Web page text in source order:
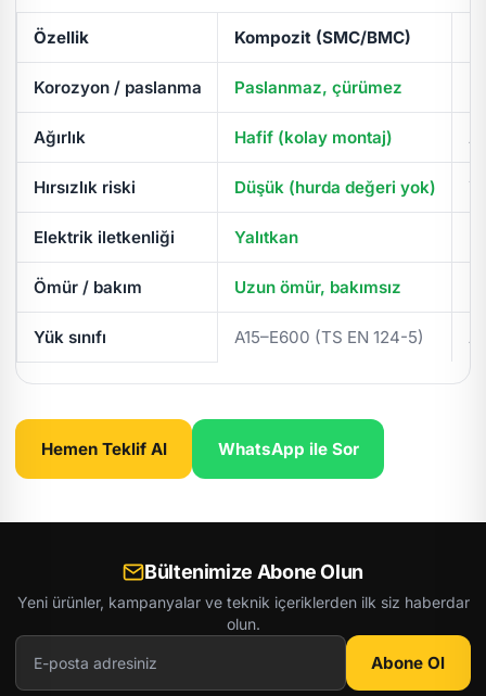
Özellik Kompozit (SMC/BMC)
Korozyon / paslanma Paslanmaz, çürümez
Ağırlık Hafif (kolay montaj)
Hırsızlık riski Düşük (hurda değeri yok)
Elektrik iletkenliği Yalıtkan
Ömür / bakım Uzun ömür, bakımsız
Yük sınıfı A15–E600 (TS EN 124-5)
Hemen Teklif Al WhatsApp ile Sor
Bültenimize Abone Olun
Yeni ürünler, kampanyalar ve teknik içeriklerden ilk siz haberdar
olun.
Abone Ol